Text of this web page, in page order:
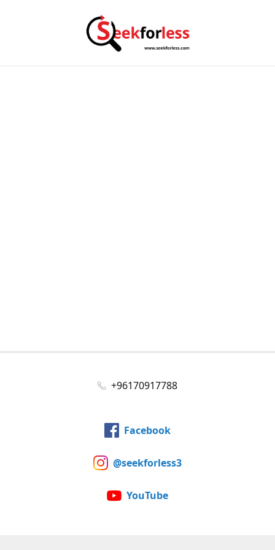
+96170917788
Facebook
@seekforless3
YouTube